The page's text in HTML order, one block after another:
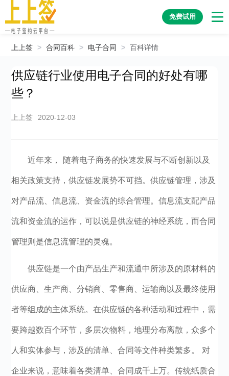
免费试用
上上签 > 合同百科 > 电子合同 > 百科详情
供应链行业使用电子合同的好处有哪
些？
上上签 2020-12-03
近年来， 随着电子商务的快速发展与不断创新以及
相关政策支持，供应链发展势不可挡。供应链管理，涉及
对产品流、信息流、资金流的综合管理。信息流支配产品
流和资金流的运作，可以说是供应链的神经系统，而合同
管理则是信息流管理的灵魂。
供应链是一个由产品生产和流通中所涉及的原材料的
供应商、生产商、分销商、零售商、运输商以及最终使用
者等组成的主体系统。在供应链的各种活动和过程中，需
要跨越数百个环节，多层次物料，地理分布离散，众多个
人和实体参与，涉及的清单、合同等文件种类繁多。 对
企业来说，意味着各类清单、合同成千上万。传统纸质合